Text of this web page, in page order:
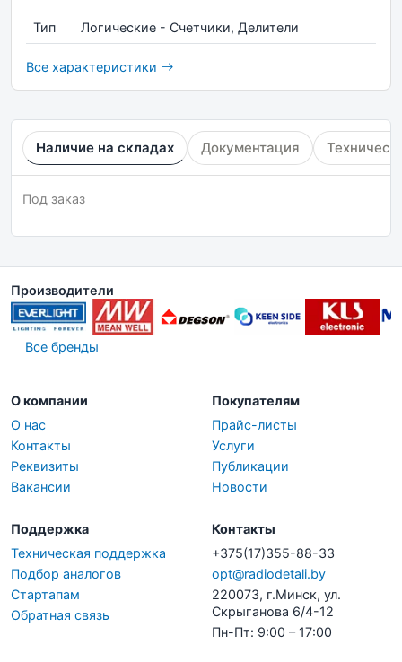
Тип Логические - Счетчики, Делители
Все характеристики
Наличие на складах Документация
Под заказ
Производители
Все бренды
О компании
О нас
Контакты
Реквизиты
Вакансии
Покупателям
Прайс-листы
Услуги
Публикации
Новости
Поддержка
Техническая поддержка
Подбор аналогов
Стартапам
Обратная связь
Контакты
+375(17)355-88-33
opt@radiodetali.by
220073, г.Минск, ул.
Скрыганова 6/4-12
Пн-Пт: 9:00 – 17:00